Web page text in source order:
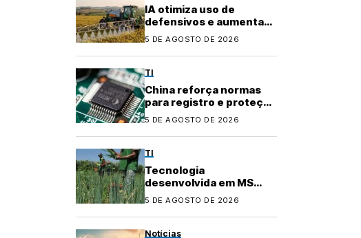
IA otimiza uso de
defensivos e aumenta
precisão no
5 DE AGOSTO DE 2026
TI
China reforça normas
para registro e proteção
de layouts de chips
5 DE AGOSTO DE 2026
TI
Tecnologia
desenvolvida em MS
conquista certificação e
familiar
5 DE AGOSTO DE 2026
Notícias